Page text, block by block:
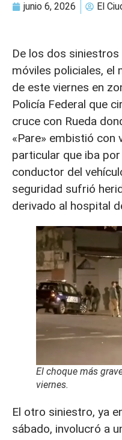
junio 6, 2026 El
De los dos
móviles policiales, el
de este viernes en
Policía Federal que
cruce con Rueda
«Pare» embistió con
particular que iba
conductor del
seguridad sufrió
derivado al hospital
El choque más
viernes.
El otro siniestro, ya
sábado, involucró a